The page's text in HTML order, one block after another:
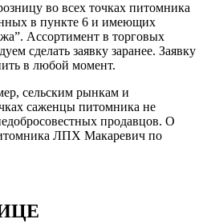
во всех точках питомника
в пункте 6 и имеющих
Ассортимент в торговых
сделать заявку заранее. Заявку
в любой момент.
сельским рынкам и
саженцы питомника не
продавцов. О
ЛПХ Макаревич по